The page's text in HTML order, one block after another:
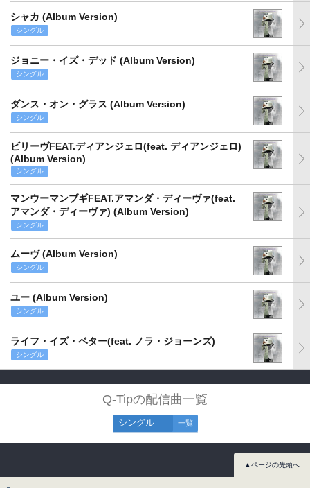
シャカ (Album Version)
シングル
ジョニー・イズ・デッド (Album Version)
シングル
ダンス・オン・グラス (Album Version)
シングル
ビリーヴFEAT.ディアンジェロ(feat. ディアンジェロ)
(Album Version)
シングル
マンウーマンブギFEAT.アマンダ・ディーヴァ(feat.
アマンダ・ディーヴァ) (Album Version)
シングル
ムーヴ (Album Version)
シングル
ユー (Album Version)
シングル
ライフ・イズ・ベター(feat. ノラ・ジョーンズ)
シングル
Q-Tipの配信曲一覧
シングル 一覧
▲ページの先頭へ